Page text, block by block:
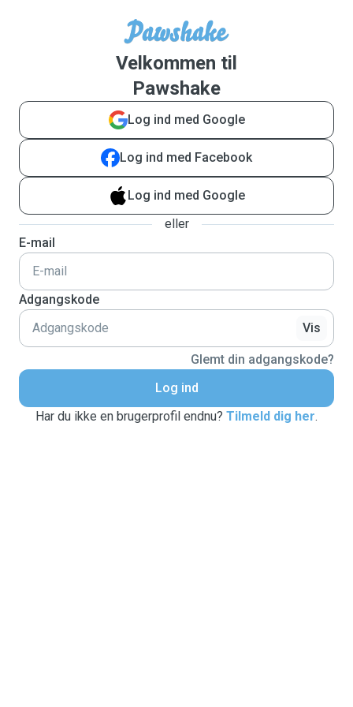
Velkommen til
Pawshake
Log ind med Google
Log ind med Facebook
Log ind med Google
eller
E-mail
Adgangskode
Vis
Glemt din adgangskode?
Log ind
Har du ikke en brugerprofil endnu? Tilmeld dig her.